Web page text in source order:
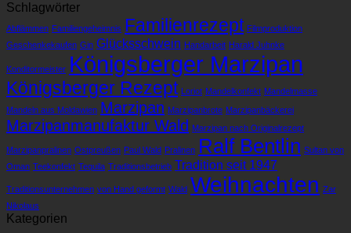
Schlagwörter
Abflämmen Familiengeheimnis Familienrezept Filmproduktion
Geschenkekaufen Gin Glücksschwein Handarbeit Ha­rald Juhn­ke
Konditormeister Königsberger Marzipan
Königsberger Rezept Lo­ri­ot Mandelkonfekt Mandelmasse
Mandeln aus Moldawien Marzipan Marzipanbrote Marzipanbäckerei
Marzipanmanufaktur Wald Marzipan nach Originalrezept
Marzipanpralinen Ostpreußen Paul Wald Pralinen Ralf Bentlin Sul­tan von
Oman Teekonfekt Tequila Traditionsbetrieb Tradition seit 1947
Traditionsunternehmen von Hand ge­formt Wald Weihnachten Zar
Nikolaus
Kategorien